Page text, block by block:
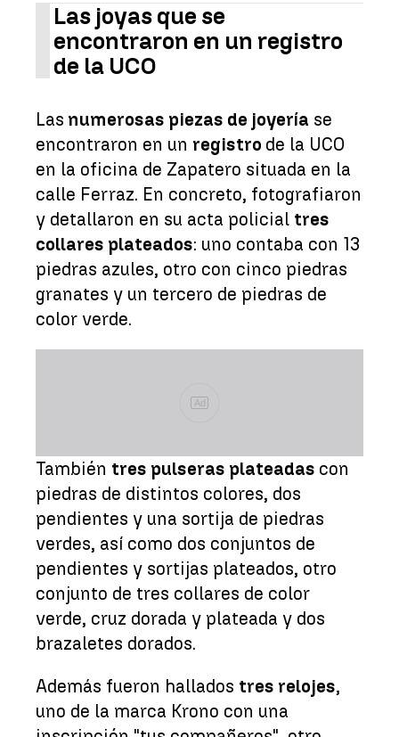
Las joyas que se
encontraron en un registro
de la UCO
Las numerosas piezas de joyería se
encontraron en un registro de la UCO
en la oficina de Zapatero situada en la
calle Ferraz. En concreto, fotografiaron
y detallaron en su acta policial tres
collares plateados: uno contaba con 13
piedras azules, otro con cinco piedras
granates y un tercero de piedras de
color verde.
Ad
También tres pulseras plateadas con
piedras de distintos colores, dos
pendientes y una sortija de piedras
verdes, así como dos conjuntos de
pendientes y sortijas plateados, otro
conjunto de tres collares de color
verde, cruz dorada y plateada y dos
brazaletes dorados.
Además fueron hallados tres relojes,
uno de la marca Krono con una